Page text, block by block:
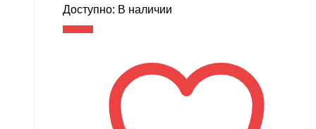
Доступно: В наличии